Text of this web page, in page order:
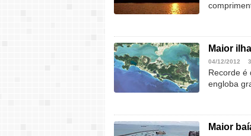
Maior
04/12/2012
Recorde é
engloba
Maior